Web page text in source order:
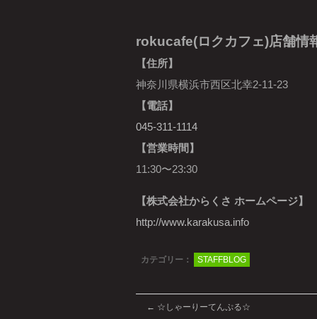
rokucafe(ロクカフェ)店舗情
【住所】
神奈川県横浜市西区北幸2-11-23
【電話】
045-311-1114
【営業時間】
11:30〜23:30
【株式会社からくさ ホームページ】
http://www.karakusa.info
カテゴリー： STAFFBLOG
← ☆しゃーりーてんぷる☆